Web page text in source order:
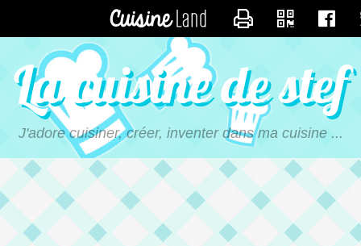
La cuisine de stef
J'adore cuisiner, créer, inventer dans ma cuisine ...
CONTACTER